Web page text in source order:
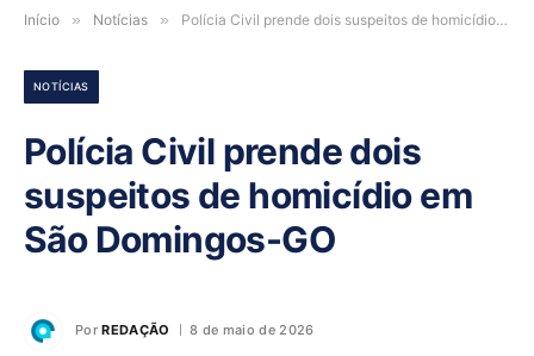
Início » Notícias » Polícia Civil prende dois suspeitos de homicídio em São Domingos-GO
NOTÍCIAS
Polícia Civil prende dois
suspeitos de homicídio em
São Domingos-GO
Por REDAÇÃO 8 de maio de 2026